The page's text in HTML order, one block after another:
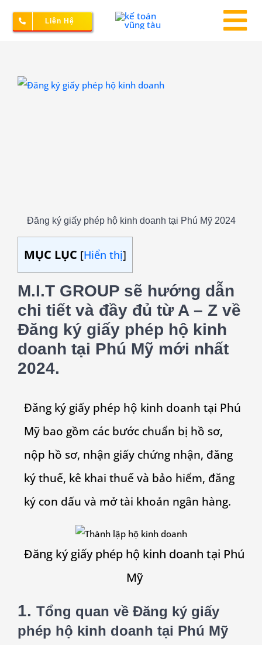
Liên Hệ
View
Đăng ký giấy phép hộ kinh doanh tại Phú Mỹ 2024
MỤC LỤC [Hiển thị]
M.I.T GROUP sẽ hướng dẫn
chi tiết và đầy đủ từ A – Z về
Đăng ký giấy phép hộ kinh
doanh tại Phú Mỹ mới nhất
2024.
Đăng ký giấy phép hộ kinh doanh tại Phú
Mỹ bao gồm các bước chuẩn bị hồ sơ,
nộp hồ sơ, nhận giấy chứng nhận, đăng
ký thuế, kê khai thuế và bảo hiểm, đăng
ký con dấu và mở tài khoản ngân hàng.
Đăng ký giấy phép hộ kinh doanh tại Phú
Mỹ
1. Tổng quan về Đăng ký giấy
phép hộ kinh doanh tại Phú Mỹ